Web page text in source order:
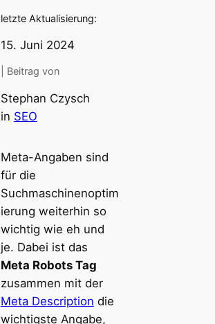
letzte Aktualisierung:
15. Juni 2024
| Beitrag von
Stephan Czysch
in SEO
Meta-Angaben sind
für die
Suchmaschinenoptim
ierung weiterhin so
wichtig wie eh und
je. Dabei ist das
Meta Robots Tag
zusammen mit der
Meta Description die
wichtigste Angabe,